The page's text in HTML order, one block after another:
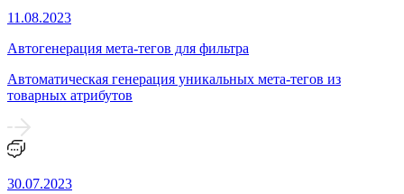
11.08.2023
Автогенерация мета-тегов для фильтра
Автоматическая генерация уникальных мета-тегов из
товарных атрибутов
30.07.2023